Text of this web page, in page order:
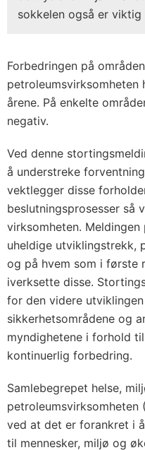
sokkelen også er
Forbedringen på
petroleumsvirksomheten
årene. På enkelte
negativ.
Ved denne
å understreke
vektlegger disse
beslutningsprosesser så
virksomheten.
uheldige utviklingstrekk,
og på hvem som i første
iverksette disse.
for den videre
sikkerhetsområdene og
myndighetene i forhold
kontinu­erlig forbedring.
Samlebegrepet helse,
ved at det er forankret i
til mennesker, miljø og